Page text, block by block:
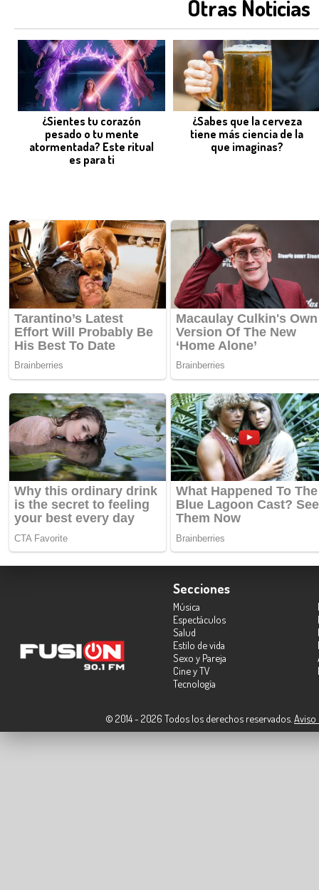
Otras Noticias
¿Sientes tu corazón
pesado o tu mente
atormentada? Este ritual
es para ti
¿Sabes que la cerveza
tiene más ciencia de la
que imaginas?
Secciones
Música
Espectáculos
Salud
Estilo de vida
Sexo y Pareja
Cine y TV
Tecnología
© 2014 - 2026 Todos los derechos reservados. Aviso